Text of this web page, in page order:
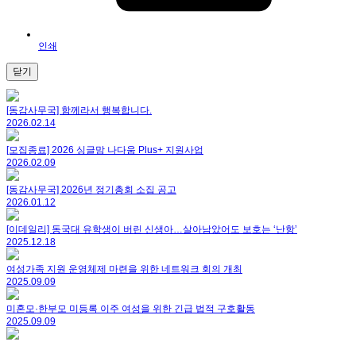
인쇄
닫기
[동감사무국] 함께라서 행복합니다.
2026.02.14
[모집종료] 2026 싱글맘 나다움 Plus+ 지원사업
2026.02.09
[동감사무국] 2026년 정기총회 소집 공고
2026.01.12
[이데일리] 동국대 유학생이 버린 신생아…살아남았어도 보호는 ‘난항’
2025.12.18
여성가족 지원 운영체제 마련을 위한 네트워크 회의 개최
2025.09.09
미혼모·한부모 미등록 이주 여성을 위한 긴급 법적 구호활동
2025.09.09